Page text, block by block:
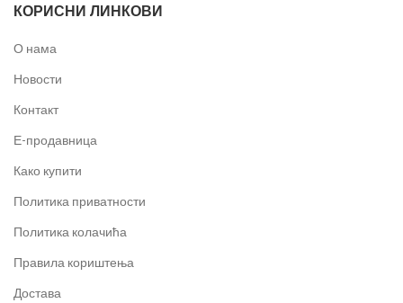
КОРИСНИ ЛИНКОВИ
О нама
Новости
Контакт
Е-продавница
Како купити
Политика приватности
Политика колачића
Правила кориштења
Достава